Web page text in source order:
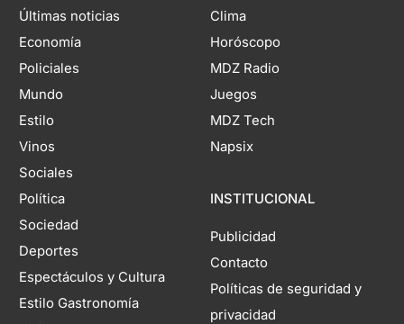
Últimas noticias
Economía
Policiales
Mundo
Estilo
Vinos
Sociales
Política
Sociedad
Deportes
Espectáculos y Cultura
Estilo Gastronomía
Clima
Horóscopo
MDZ Radio
Juegos
MDZ Tech
Napsix
INSTITUCIONAL
Publicidad
Contacto
Políticas de seguridad y
privacidad